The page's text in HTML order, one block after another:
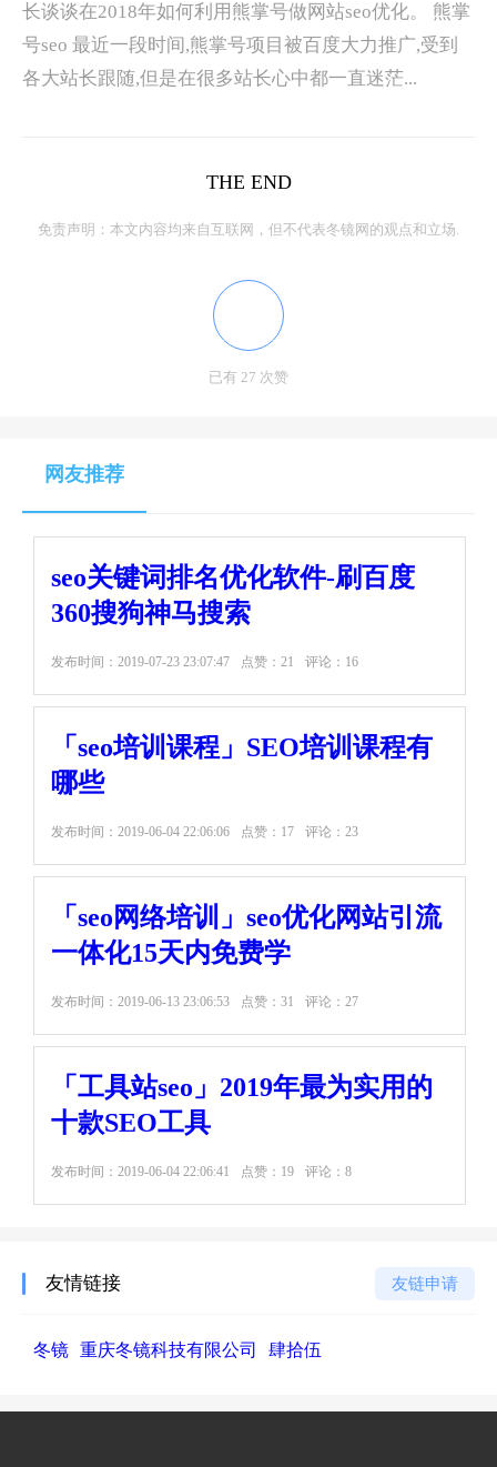
长谈谈在2018年如何利用熊掌号做网站seo优化。 熊掌
号seo 最近一段时间,熊掌号项目被百度大力推广,受到
各大站长跟随,但是在很多站长心中都一直迷茫...
THE END
免责声明：本文内容均来自互联网，但不代表冬镜网的观点和立场.
已有 27 次赞
网友推荐
seo关键词排名优化软件-刷百度
360搜狗神马搜索
发布时间： 2019-07-23 23:07:47 点赞：21 评论：16
「seo培训课程」SEO培训课程有
哪些
发布时间： 2019-06-04 22:06:06 点赞：17 评论：23
「seo网络培训」seo优化网站引流
一体化15天内免费学
发布时间： 2019-06-13 23:06:53 点赞：31 评论：27
「工具站seo」2019年最为实用的
十款SEO工具
发布时间： 2019-06-04 22:06:41 点赞：19 评论：8
友情链接 友链申请
冬镜 重庆冬镜科技有限公司 肆拾伍